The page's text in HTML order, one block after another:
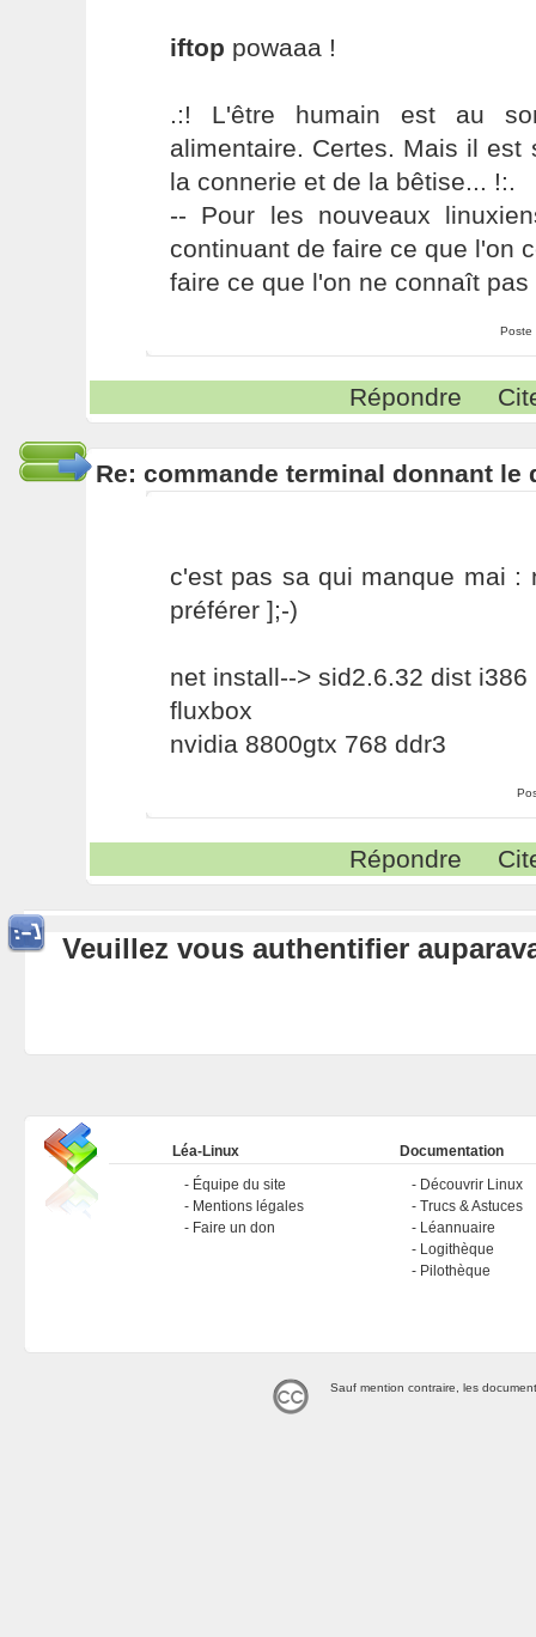
iftop powaaa !
.:! L'être humain est au
alimentaire. Certes. Mais il est
la connerie et de la bêtise... !:.
-- Pour les nouveaux
continuant de faire ce que l'on
faire ce que l'on ne connaît pas
Poste
Répondre
Re: commande terminal donnant le
c'est pas sa qui manque mai :
préférer ];-)
net install--> sid2.6.32 dist i386
fluxbox
nvidia 8800gtx 768 ddr3
Répondre
Veuillez vous authentifier
Léa-Linux
Équipe du site
Mentions légales
Faire un don
Documentation
Découvrir Linux
Trucs & Astuces
Léannuaire
Logithèque
Pilothèque
Sauf mention contraire, les